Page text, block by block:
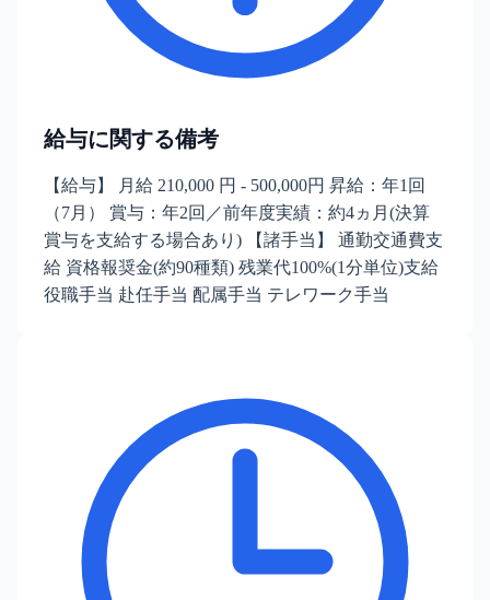
給与に関する備考
【給与】 月給 210,000 円 - 500,000円 昇給：年1回
（7月） 賞与：年2回／前年度実績：約4ヵ月(決算
賞与を支給する場合あり) 【諸手当】 通勤交通費支
給 資格報奨金(約90種類) 残業代100%(1分単位)支給
役職手当 赴任手当 配属手当 テレワーク手当